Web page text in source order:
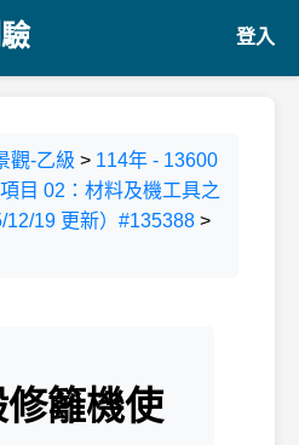
登入
觀-乙級 > 114年 - 13600
目 02：材料及機工具之
12/19 更新）#135388 >
籬機使